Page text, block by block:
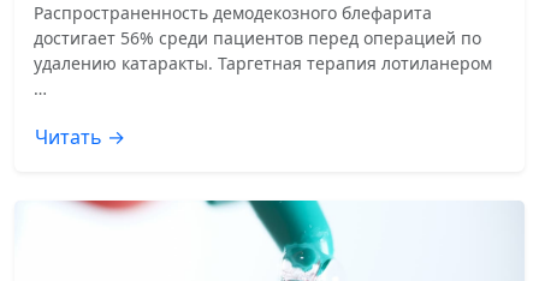
Распространенность демодекозного блефарита
достигает 56% среди пациентов перед операцией по
удалению катаракты. Таргетная терапия лотиланером
…
Читать →